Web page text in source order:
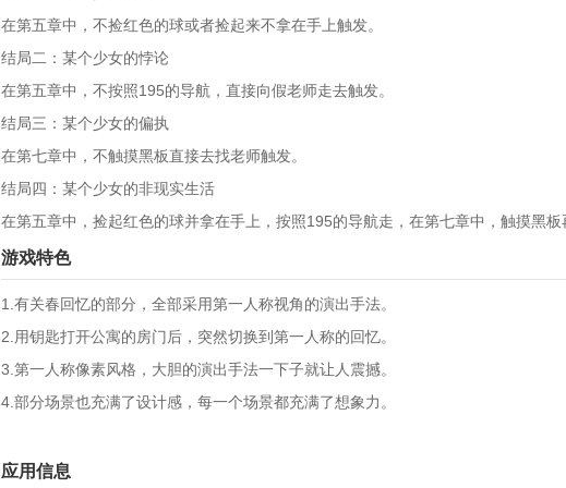
在第五章中，不捡红色的球或者捡起来不拿在手上触发。
结局二：某个少女的悖论
在第五章中，不按照195的导航，直接向假老师走去触发。
结局三：某个少女的偏执
在第七章中，不触摸黑板直接去找老师触发。
结局四：某个少女的非现实生活
在第五章中，捡起红色的球并拿在手上，按照195的导航走，在第七章中，触摸黑板
游戏特色
1.有关春回忆的部分，全部采用第一人称视角的演出手法。
2.用钥匙打开公寓的房门后，突然切换到第一人称的回忆。
3.第一人称像素风格，大胆的演出手法一下子就让人震撼。
4.部分场景也充满了设计感，每一个场景都充满了想象力。
应用信息